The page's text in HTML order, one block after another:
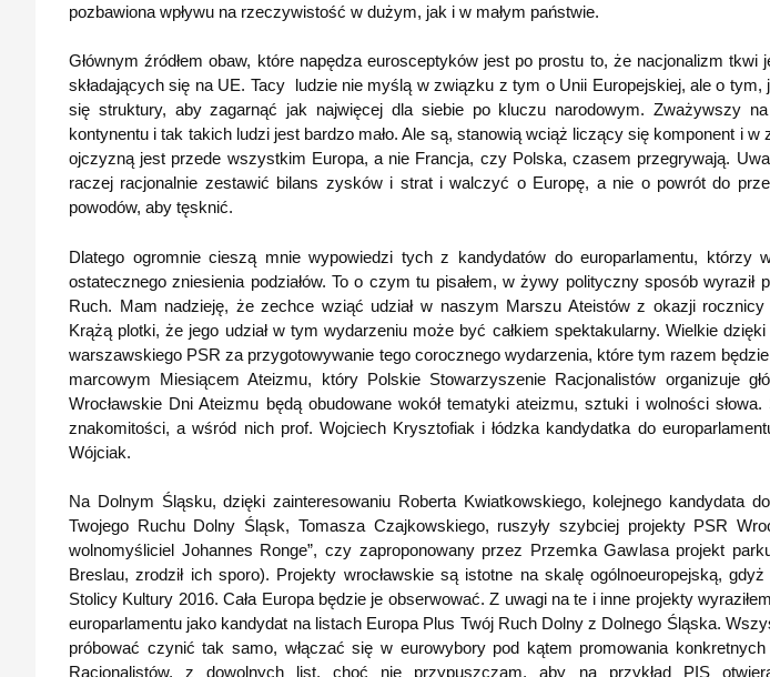
pozbawiona wpływu na rzeczywistość w dużym, jak i w małym państwie.
Głównym źródłem obaw, które napędza eurosceptyków jest po prostu to, że nacjonalizm
składających się na UE. Tacy ludzie nie myślą w związku z tym o Unii Europejskiej, ale o
się struktury, aby zagarnąć jak najwięcej dla siebie po kluczu narodowym. Zważywszy
kontynentu i tak takich ludzi jest bardzo mało. Ale są, stanowią wciąż liczący się komponent i
ojczyzną jest przede wszystkim Europa, a nie Francja, czy Polska, czasem przegrywają.
raczej racjonalnie zestawić bilans zysków i strat i walczyć o Europę, a nie o powrót do
powodów, aby tęsknić.
Dlatego ogromnie cieszą mnie wypowiedzi tych z kandydatów do europarlamentu, którzy
ostatecznego zniesienia podziałów. To o czym tu pisałem, w żywy polityczny sposób
Ruch. Mam nadzieję, że zechce wziąć udział w naszym Marszu Ateistów z okazji
Krążą plotki, że jego udział w tym wydarzeniu może być całkiem spektakularny. Wielkie
warszawskiego PSR za przygotowywanie tego corocznego wydarzenia, które tym razem
marcowym Miesiącem Ateizmu, który Polskie Stowarzyszenie Racjonalistów organizuje
Wrocławskie Dni Ateizmu będą obudowane wokół tematyki ateizmu, sztuki i wolności
znakomitości, a wśród nich prof. Wojciech Krysztofiak i łódzka kandydatka do
Wójciak.
Na Dolnym Śląsku, dzięki zainteresowaniu Roberta Kwiatkowskiego, kolejnego kandydata
Twojego Ruchu Dolny Śląsk, Tomasza Czajkowskiego, ruszyły szybciej projekty PSR
wolnomyśliciel Johannes Ronge”, czy zaproponowany przez Przemka Gawlasa projekt
Breslau, zrodził ich sporo). Projekty wrocławskie są istotne na skalę ogólnoeuropejską,
Stolicy Kultury 2016. Cała Europa będzie je obserwować. Z uwagi na te i inne projekty
europarlamentu jako kandydat na listach Europa Plus Twój Ruch Dolny z Dolnego Śląska.
próbować czynić tak samo, włączać się w eurowybory pod kątem promowania
Racjonalistów, z dowolnych list, choć nie przypuszczam, aby na przykład PIS